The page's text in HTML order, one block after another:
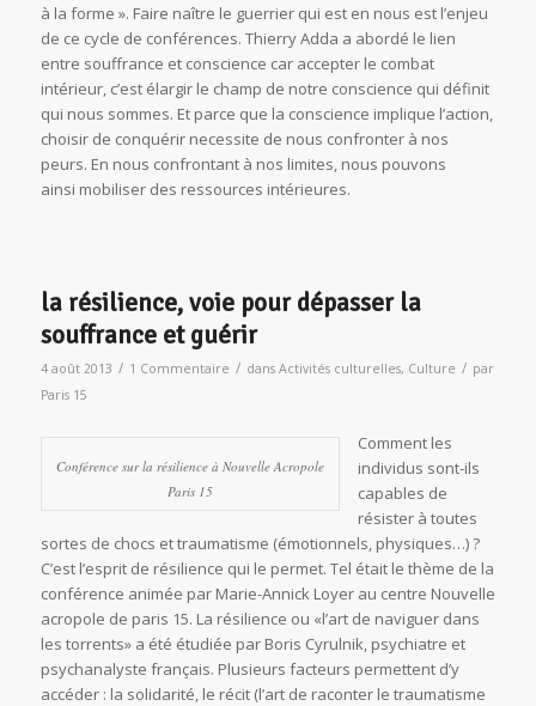
à la forme ». Faire naître le guerrier qui est en nous est l’enjeu
de ce cycle de conférences. Thierry Adda a abordé le lien
entre souffrance et conscience car accepter le combat
intérieur, c’est élargir le champ de notre conscience qui définit
qui nous sommes. Et parce que la conscience implique l’action,
choisir de conquérir necessite de nous confronter à nos
peurs. En nous confrontant à nos limites, nous pouvons
ainsi mobiliser des ressources intérieures.
la résilience, voie pour dépasser la
souffrance et guérir
4 août 2013 / 1 Commentaire / dans Activités culturelles, Culture / par
Paris 15
Conférence sur la résilience à Nouvelle Acropole
Paris 15
Comment les
individus sont-ils
capables de
résister à toutes
sortes de chocs et traumatisme (émotionnels, physiques…) ?
C’est l’esprit de résilience qui le permet. Tel était le thème de la
conférence animée par Marie-Annick Loyer au centre Nouvelle
acropole de paris 15. La résilience ou «l’art de naviguer dans
les torrents» a été étudiée par Boris Cyrulnik, psychiatre et
psychanalyste français. Plusieurs facteurs permettent d’y
accéder : la solidarité, le récit (l’art de raconter le traumatisme